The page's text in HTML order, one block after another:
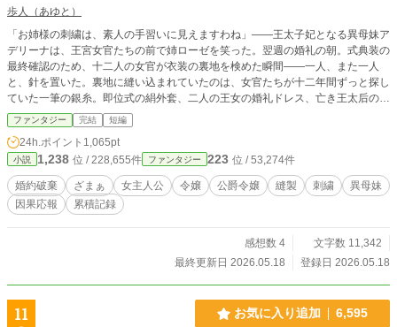
歩人（あゆと）
「お姉様の刺繍は、素人の手習いに見えますわね」――王太子妃となる異母妹ア
デリーナは、王宮女官たちの前で姉ローゼを笑った。翌週の婚礼の朝。式典装の
最終確認のため、十二人の女官が衣装の裏地を検めた瞬間――一人、また一人
と、針を置いた。裏地に縫い込まれていたのは、女官たちが十二年間ずっと探し
ていた一筆の銀糸。即位式の絹外套、二人の王女の婚礼ドレス、亡き王太后の弔
意の喪服。王家儀礼衣装のすべての裏地に、同じ手で、同じ糸で、同じ銀の花が
縫い込まれていた。「アデリーナ様、これは――あなた様の手では、ございませ
ん」縫い手は、ずっと一人だった。それを十二年間、誰の名でも呼べなかっただ
けのこと。
ファンタジー 完結 短編
24h.ポイント 1,065pt
小説 1,238 位 / 228,655件 ファンタジー 223 位 / 53,274件
婚約破棄 ざまぁ 女主人公 令嬢 公爵令嬢 縫製 刺繍
異母妹
因果応報
累積記録
感想数 4
文字数 11,342
最終更新日 2026.05.18
登録日 2026.05.18
11 お気に入り追加 6,595